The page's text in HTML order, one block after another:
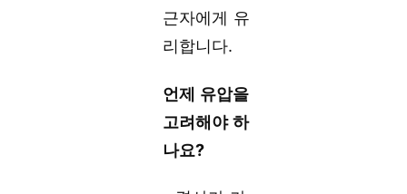
근자에게 유
리합니다.
언제 유압을
고려해야 하
나요?